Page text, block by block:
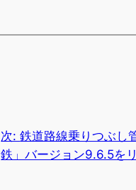
次:鉄道路線乗りつぶし
鉄」バージョン9.6.5を